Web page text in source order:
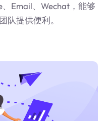
Email、Wechat，能够
队提供便利。